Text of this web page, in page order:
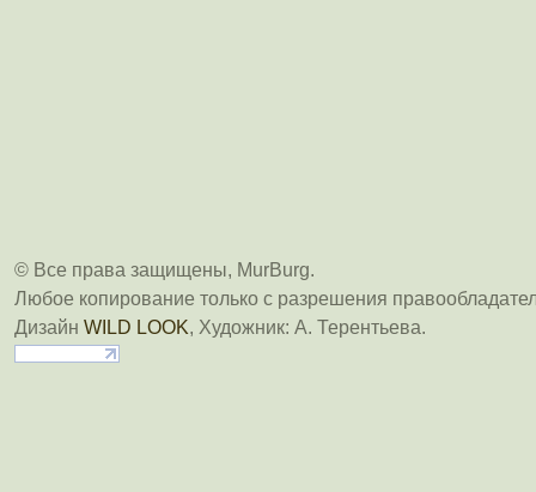
© Все права защищены, MurBurg.
Любое копирование только с разрешения
Дизайн WILD LOOK, Художник: А. Терентьева.